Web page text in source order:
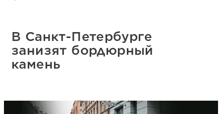
В Санкт-Петербурге
занизят бордюрный
камень